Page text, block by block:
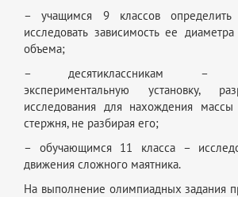
– учащимся 9 классов
исследовать зависимость ее
объема;
– десятиклассникам –
экспериментальную установку,
исследования для нахождения массы
стержня, не разбирая его;
– обучающимся 11 класса –
движения сложного маятника.
На выполнение олимпиадных задания